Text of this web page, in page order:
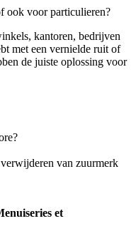
ook voor particulieren?
kantoren, bedrijven
met een vernielde ruit of
de juiste oplossing voor
van zuurmerk
et